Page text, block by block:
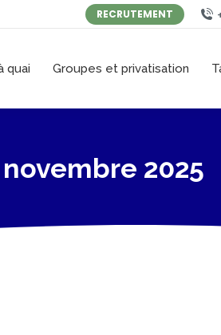
RECRUTEMENT
quai Groupes et privatisation
novembre 2025